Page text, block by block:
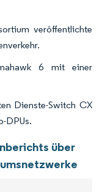
veröffentlichte
6 mit einer
Dienste-Switch CX
DPUs.
über